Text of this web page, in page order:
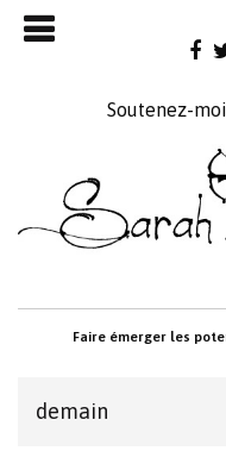
Skip
to
Soutenez-
Faire émerger les

demain